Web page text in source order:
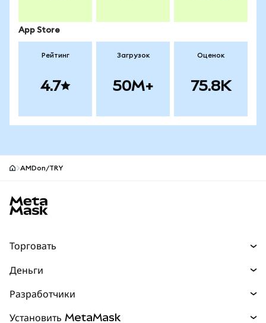
App Store
Рейтинг
4.7
Загрузок
50M+
Оценок
75.8K
AMDon/TRY
Торговать
Прогнозы
Деньги
Разработчики
Установить MetaMask